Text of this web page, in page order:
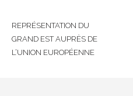
REPRÉSENTATION DU
GRAND EST AUPRÈS DE
L’UNION EUROPÉENNE